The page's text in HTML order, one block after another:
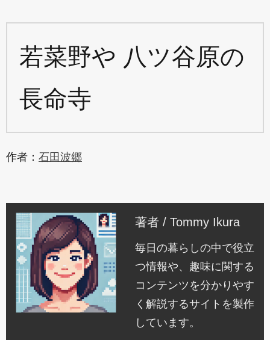
若菜野や 八ツ谷原の
長命寺
作者： 石田波郷
著者 / Tommy Ikura
毎日の暮らしの中で役立
つ情報や、趣味に関する
コンテンツを分かりやす
く解説するサイトを製作
しています。